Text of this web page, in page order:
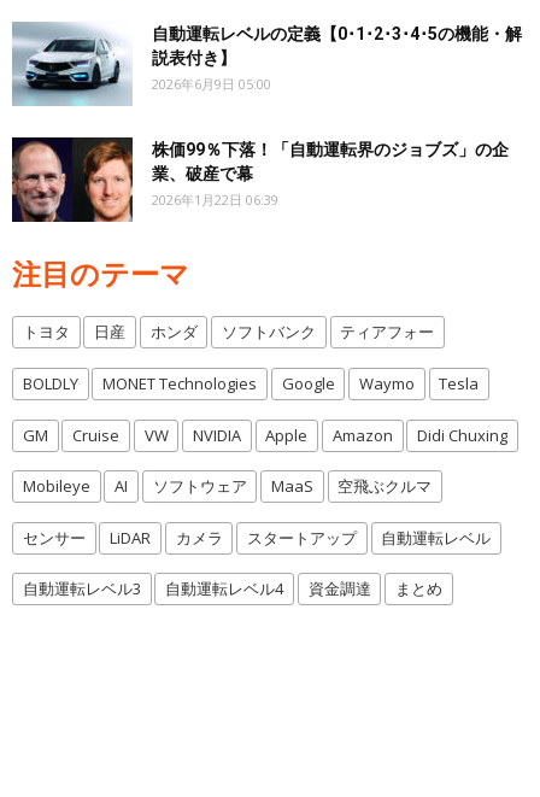
自動運転レベルの定義【0･1･2･3･4･5の機能・解
説表付き】
2026年6月9日 05:00
株価99％下落！「自動運転界のジョブズ」の企
業、破産で幕
2026年1月22日 06:39
注目のテーマ
トヨタ 日産 ホンダ ソフトバンク ティアフォー
BOLDLY MONET Technologies Google Waymo Tesla
GM Cruise VW NVIDIA Apple Amazon Didi Chuxing
Mobileye AI ソフトウェア MaaS 空飛ぶクルマ
センサー LiDAR カメラ スタートアップ 自動運転レベル
自動運転レベル3 自動運転レベル4 資金調達 まとめ